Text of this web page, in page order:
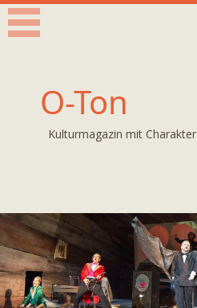
O-Ton
Kulturmagazin mit Charakter